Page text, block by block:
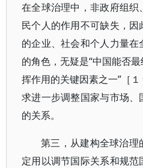
在全球治理中，非政府组
民个人的作用不可缺失，
的企业、社会和个人力量
的角色，无疑是“中国能否
挥作用的关键因素之一”［
求进一步调整国家与市场
的关系。
第三，从建构全球治理
定用以调节国际关系和规